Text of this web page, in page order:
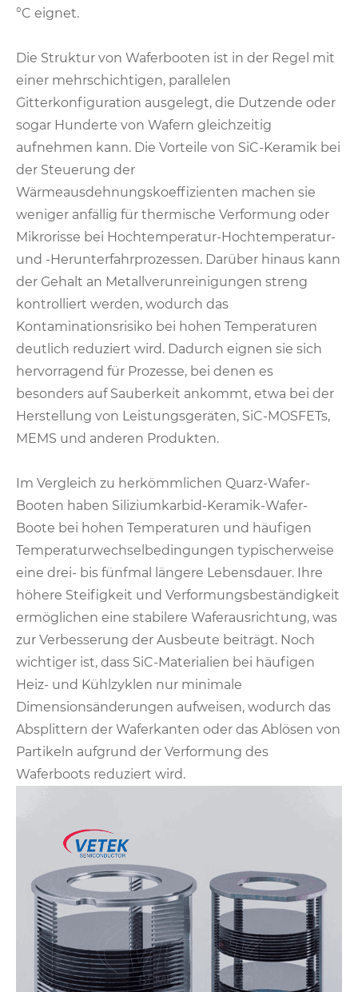
°C eignet.
Die Struktur von Waferbooten ist in der Regel mit
einer mehrschichtigen, parallelen
Gitterkonfiguration ausgelegt, die Dutzende oder
sogar Hunderte von Wafern gleichzeitig
aufnehmen kann. Die Vorteile von SiC-Keramik bei
der Steuerung der
Wärmeausdehnungskoeffizienten machen sie
weniger anfällig für thermische Verformung oder
Mikrorisse bei Hochtemperatur-Hochtemperatur-
und -Herunterfahrprozessen. Darüber hinaus kann
der Gehalt an Metallverunreinigungen streng
kontrolliert werden, wodurch das
Kontaminationsrisiko bei hohen Temperaturen
deutlich reduziert wird. Dadurch eignen sie sich
hervorragend für Prozesse, bei denen es
besonders auf Sauberkeit ankommt, etwa bei der
Herstellung von Leistungsgeräten, SiC-MOSFETs,
MEMS und anderen Produkten.
Im Vergleich zu herkömmlichen Quarz-Wafer-
Booten haben Siliziumkarbid-Keramik-Wafer-
Boote bei hohen Temperaturen und häufigen
Temperaturwechselbedingungen typischerweise
eine drei- bis fünfmal längere Lebensdauer. Ihre
höhere Steifigkeit und Verformungsbeständigkeit
ermöglichen eine stabilere Waferausrichtung, was
zur Verbesserung der Ausbeute beiträgt. Noch
wichtiger ist, dass SiC-Materialien bei häufigen
Heiz- und Kühlzyklen nur minimale
Dimensionsänderungen aufweisen, wodurch das
Absplittern der Waferkanten oder das Ablösen von
Partikeln aufgrund der Verformung des
Waferboots reduziert wird.